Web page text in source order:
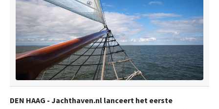
DEN HAAG - Jachthaven.nl lanceert het eerste